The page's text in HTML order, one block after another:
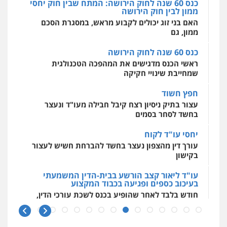
מרכז התחלה חדשה
אסירים עבירות מין שירותים מקצועיים
לעורכי דין
כנס 60 שנה לחוק הירושה: המתח שבין חוק יחסי
ממון לבין חוק הירושה
האם בני זוג יכולים לקבוע מראש, במסגרת הסכם
ממון, גם
כנס 60 שנה לחוק הירושה
ראשי הכנס מדגישים את המהפכה הטכנולגית
שמחייבת שינויי חקיקה
חפץ חשוד
עצור בתיק ניסיון רצח קיבל חבילה מעו"ד ונעצר
בחשד לסחר בסמים
יחסי עו"ד לקוח
עורך דין מהצפון נעצר בחשד להברחת חשיש לעצור
בקישון
עו"ד ליאור קצב הורשע בבית-הדין המשמעתי
בעיכוב כספים ופגיעה בכבוד המקצוע
חודש בלבד לאחר שהופיע בכנס לשכת עורכי הדין,
קצב הורשע